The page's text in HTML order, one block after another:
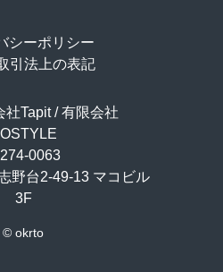
シーポリシー
引法上の表記
/ 有限会社
0063
野台2-49-13 マコビル
3F
© okrto